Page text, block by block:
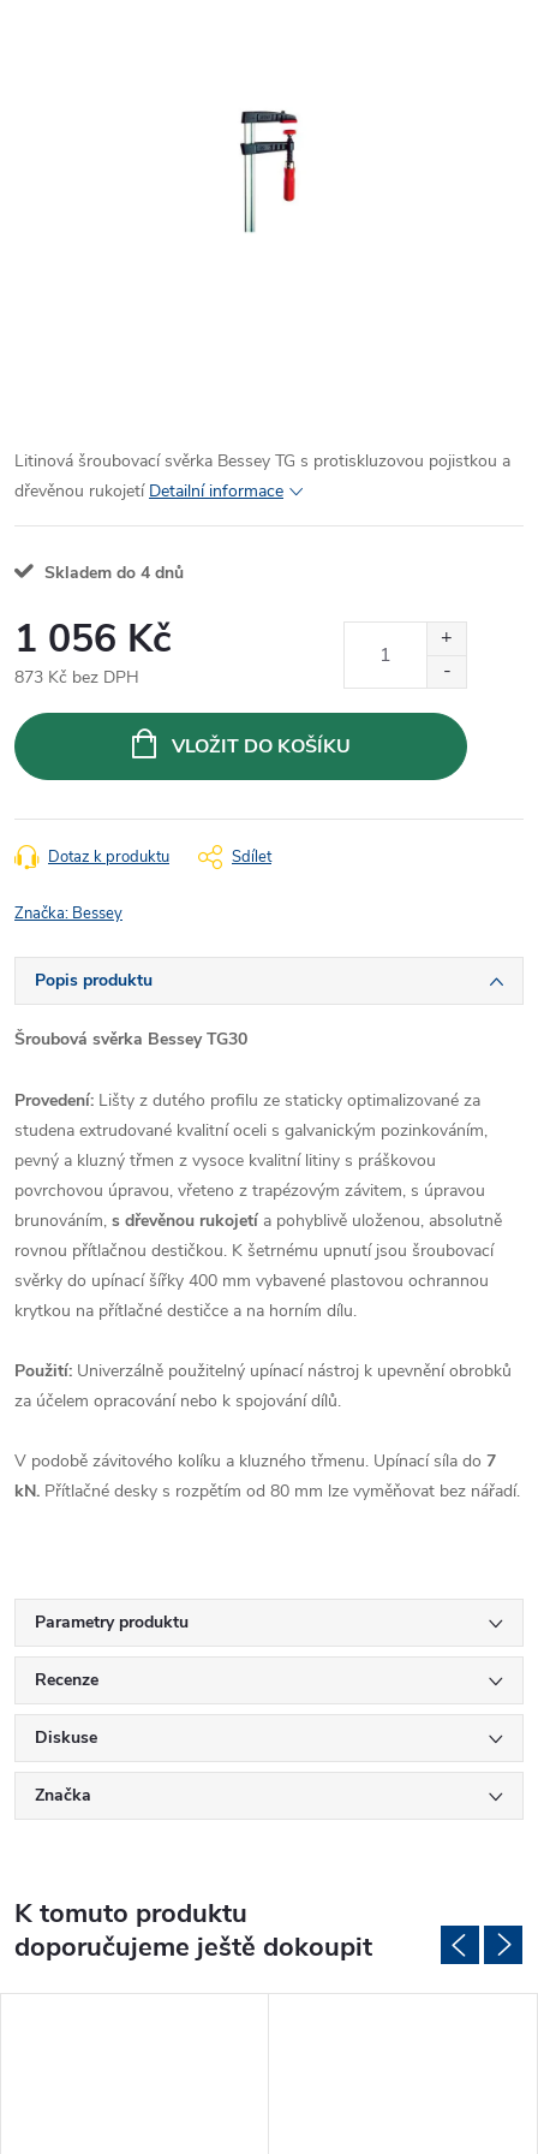
Litinová šroubovací svěrka Bessey TG s protiskluzovou pojistkou a
dřevěnou rukojetí Detailní informace
Skladem do 4 dnů
1 056 Kč
873 Kč bez DPH
cena:
VLOŽIT DO KOŠÍKU
Dotaz k produktu Sdílet
Značka: Bessey
Popis produktu
Šroubová svěrka Bessey TG30
Provedení: Lišty z dutého profilu ze staticky optimalizované za
studena extrudované kvalitní oceli s galvanickým pozinkováním,
pevný a kluzný třmen z vysoce kvalitní litiny s práškovou
povrchovou úpravou, vřeteno z trapézovým závitem, s úpravou
brunováním, s dřevěnou rukojetí a pohyblivě uloženou, absolutně
rovnou přítlačnou destičkou. K šetrnému upnutí jsou šroubovací
svěrky do upínací šířky 400 mm vybavené plastovou ochrannou
krytkou na přítlačné destičce a na horním dílu.
Použití: Univerzálně použitelný upínací nástroj k upevnění obrobků
za účelem opracování nebo k spojování dílů.
V podobě závitového kolíku a kluzného třmenu. Upínací síla do 7
kN. Přítlačné desky s rozpětím od 80 mm lze vyměňovat bez nářadí.
Parametry produktu
Recenze
Diskuse
Značka
K tomuto produktu
doporučujeme ještě dokoupit